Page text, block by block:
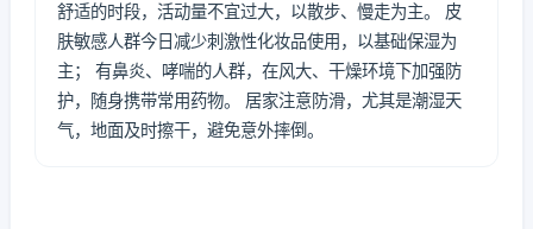
舒适的时段，活动量不宜过大，以散步、慢走为主。 皮
肤敏感人群今日减少刺激性化妆品使用，以基础保湿为
主； 有鼻炎、哮喘的人群，在风大、干燥环境下加强防
护，随身携带常用药物。 居家注意防滑，尤其是潮湿天
气，地面及时擦干，避免意外摔倒。